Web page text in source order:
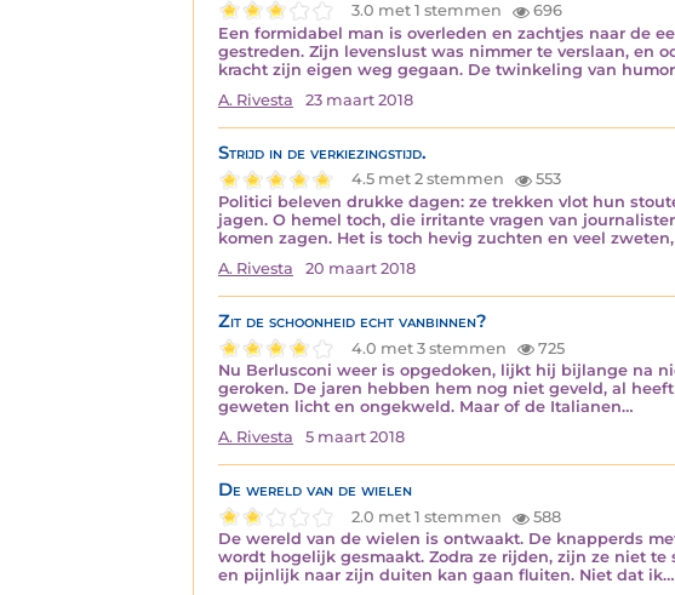
3.0 met 1 stemmen
696
Een formidabel man is overleden en zachtjes naar de
gestreden. Zijn levenslust was nimmer te verslaan, en
kracht zijn eigen weg gegaan. De twinkeling van
A. Rivesta
23 maart 2018
Strijd in de verkiezingstijd.
4.5 met 2 stemmen
553
Politici beleven drukke dagen: ze trekken vlot hun
jagen. O hemel toch, die irritante vragen van
komen zagen. Het is toch hevig zuchten en veel
A. Rivesta
20 maart 2018
Zit de schoonheid echt vanbinnen?
4.0 met 3 stemmen
725
Nu Berlusconi weer is opgedoken, lijkt hij bijlange na
geroken. De jaren hebben hem nog niet geveld, al
geweten licht en ongekweld. Maar of de Italianen…
A. Rivesta
5 maart 2018
De wereld van de wielen
2.0 met 1 stemmen
588
De wereld van de wielen is ontwaakt. De knapperds
wordt hogelijk gesmaakt. Zodra ze rijden, zijn ze niet
en pijnlijk naar zijn duiten kan gaan fluiten. Niet dat ik…